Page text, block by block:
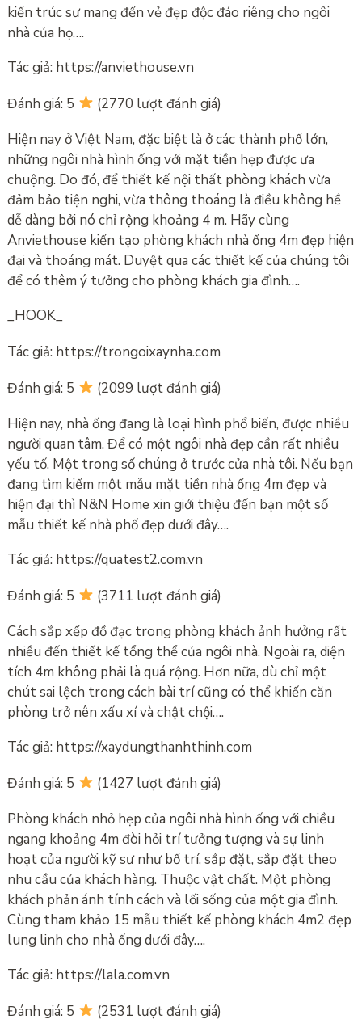
kiến ​​trúc sư mang đến vẻ đẹp độc đáo riêng cho ngôi
nhà của họ….
Tác giả: https://anviethouse.vn
Đánh giá: 5
(2770 lượt đánh giá)
Hiện nay ở Việt Nam, đặc biệt là ở các thành phố lớn,
những ngôi nhà hình ống với mặt tiền hẹp được ưa
chuộng. Do đó, để thiết kế nội thất phòng khách vừa
đảm bảo tiện nghi, vừa thông thoáng là điều không hề
dễ dàng bởi nó chỉ rộng khoảng 4 m. Hãy cùng
Anviethouse kiến ​​tạo phòng khách nhà ống 4m đẹp hiện
đại và thoáng mát. Duyệt qua các thiết kế của chúng tôi
để có thêm ý tưởng cho phòng khách gia đình….
_HOOK_
Tác giả: https://trongoixaynha.com
Đánh giá: 5
(2099 lượt đánh giá)
Hiện nay, nhà ống đang là loại hình phổ biến, được nhiều
người quan tâm. Để có một ngôi nhà đẹp cần rất nhiều
yếu tố. Một trong số chúng ở trước cửa nhà tôi. Nếu bạn
đang tìm kiếm một mẫu mặt tiền nhà ống 4m đẹp và
hiện đại thì N&N Home xin giới thiệu đến bạn một số
mẫu thiết kế nhà phố đẹp dưới đây….
Tác giả: https://quatest2.com.vn
Đánh giá: 5
(3711 lượt đánh giá)
Cách sắp xếp đồ đạc trong phòng khách ảnh hưởng rất
nhiều đến thiết kế tổng thể của ngôi nhà. Ngoài ra, diện
tích 4m không phải là quá rộng. Hơn nữa, dù chỉ một
chút sai lệch trong cách bài trí cũng có thể khiến căn
phòng trở nên xấu xí và chật chội….
Tác giả: https://xaydungthanhthinh.com
Đánh giá: 5
(1427 lượt đánh giá)
Phòng khách nhỏ hẹp của ngôi nhà hình ống với chiều
ngang khoảng 4m đòi hỏi trí tưởng tượng và sự linh
hoạt của người kỹ sư như bố trí, sắp đặt, sắp đặt theo
nhu cầu của khách hàng. Thuộc vật chất. Một phòng
khách phản ánh tính cách và lối sống của một gia đình.
Cùng tham khảo 15 mẫu thiết kế phòng khách 4m2 đẹp
lung linh cho nhà ống dưới đây….
Tác giả: https://lala.com.vn
Đánh giá: 5
(2531 lượt đánh giá)